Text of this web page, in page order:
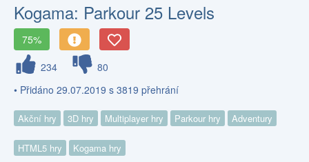
Kogama: Parkour 25 Levels
75%
234
80
• Přidáno 29.07.2019 s 3819 přehrání
Akční hry 3D hry Multiplayer hry Parkour hry Adventury
HTML5 hry Kogama hry